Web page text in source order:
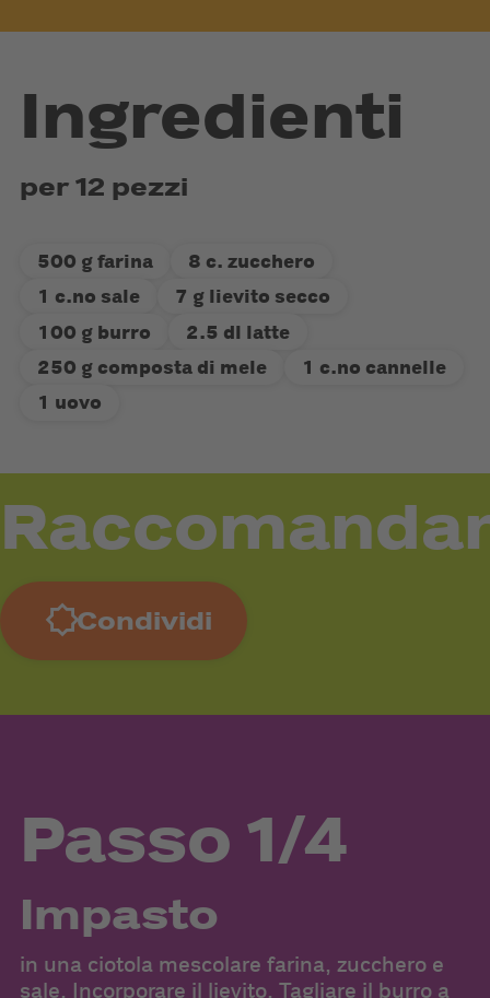
Ingredienti
per 12 pezzi
500 g farina
8 c. zucchero
1 c.no sale
7 g lievito secco
100 g burro
2.5 dl latte
250 g composta di mele
1 c.no cannelle
1 uovo
Condividi
Passo 1/4
Impasto
in una ciotola mescolare farina, zucchero e
sale. Incorporare il lievito. Tagliare il burro a